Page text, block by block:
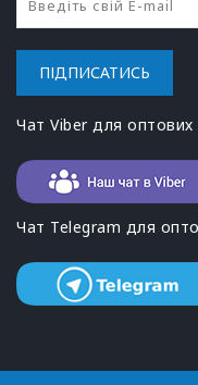
ПІДПИСАТИСЬ
Чат Viber для оптових
Чат Telegram для